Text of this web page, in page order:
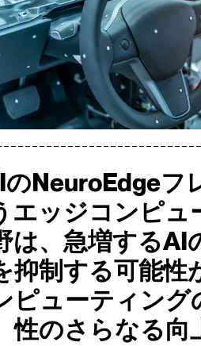
のNeuroEdgeフ
エッジコンピュ
は、急増するAI
抑制する可能性
ピューティング
性のさらなる向